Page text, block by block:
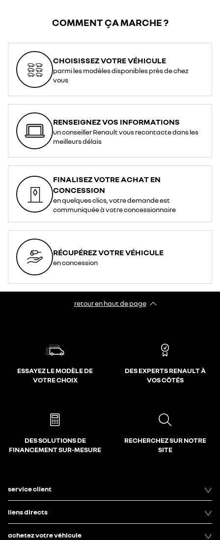
COMMENT ÇA MARCHE ?
CHOISISSEZ VOTRE VÉHICULE
parmi les modèles disponibles près de chez
vous
RENSEIGNEZ VOS INFORMATIONS
un conseiller Renault vous recontacte dans les
meilleurs délais
FINALISEZ VOTRE ACHAT EN
CONCESSION
en quelques clics, votre demande est
communiquée à votre concessionnaire
RÉCUPÉREZ VOTRE VÉHICULE
en concession
retour en haut de page​
ESSAYEZ LE MODÈLE DE
VOTRE CHOIX
DES EXPERTS RENAULT À
VOS CÔTÉS
DES SOLUTIONS DE
FINANCEMENT SUR-MESURE
RECHERCHEZ SUR NOTRE
SITE
service client
liens directs
achetez votre véhicule